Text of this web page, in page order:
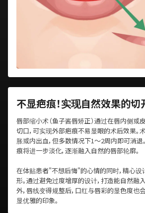
不显疤痕！实现自然效果的切
唇部缩小术（鱼子酱唇矫正）通过在唇内侧或
切口，可实现外部疤痕不易显眼的术后效果。
胀或内出血，但多数情况下1～2周内即可消退
痕将进一步淡化，逐渐融入自然的唇部轮廓。
在体贴患者"不想后悔"的心情的同时，精心
形。通过避免过度增厚的设计，打造能自然融
外，唇线变得规整后，口红与唇彩的显色度也
显优雅的印象。